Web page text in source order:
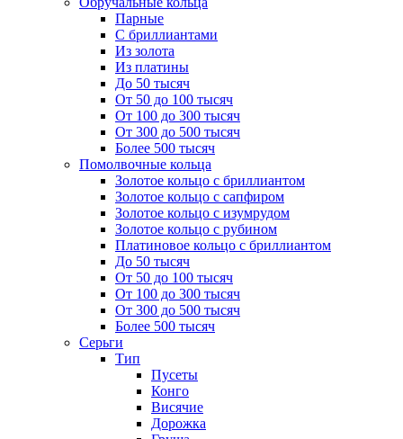
Парные
С бриллиантами
Из золота
Из платины
До 50 тысяч
От 50 до 100 тысяч
От 100 до 300 тысяч
От 300 до 500 тысяч
Более 500 тысяч
Помолвочные кольца
Золотое кольцо с бриллиантом
Золотое кольцо с сапфиром
Золотое кольцо с изумрудом
Золотое кольцо с рубином
Платиновое кольцо с бриллиантом
До 50 тысяч
От 50 до 100 тысяч
От 100 до 300 тысяч
От 300 до 500 тысяч
Более 500 тысяч
Серьги
Тип
Пусеты
Конго
Висячие
Дорожка